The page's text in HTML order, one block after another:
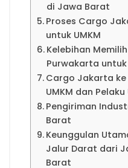
di Jawa Barat
Proses Cargo
untuk UMKM
Kelebihan
Purwakarta untuk
Cargo Jakarta
UMKM dan Pelaku
Pengiriman
Barat
Keunggulan
Jalur Darat dari
Barat